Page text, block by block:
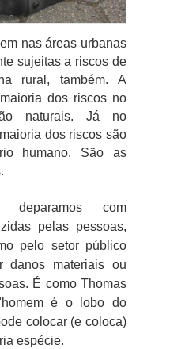
nas áreas urbanas
sujeitas a riscos de
rural, também. A
dos riscos no
naturais. Já no
dos riscos são
humano. São as
deparamos com
pelas pessoas,
pelo setor público
danos materiais ou
É como Thomas
é o lobo do
colocar (e coloca)
espécie.